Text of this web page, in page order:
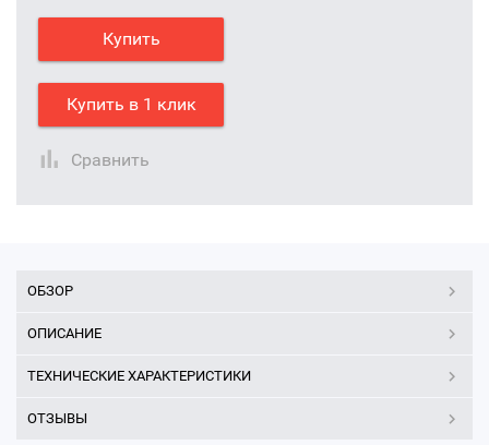
Купить
Купить в 1 клик
Сравнить
ОБЗОР
ОПИСАНИЕ
ТЕХНИЧЕСКИЕ ХАРАКТЕРИСТИКИ
ОТЗЫВЫ